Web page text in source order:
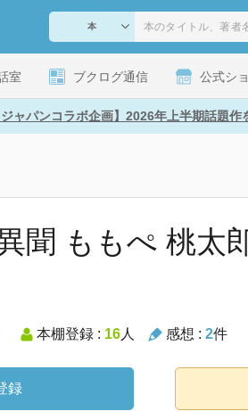
室 ブクログ通信 公式シ
ジャパンコラボ企画】2026年上半期話題作
聞 ももぺ 桃太
本棚登録 : 16人 感想 : 2件
録